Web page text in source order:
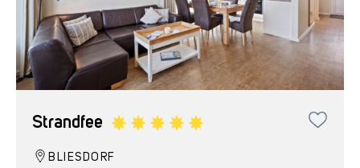
Strandfee
BLIESDORF